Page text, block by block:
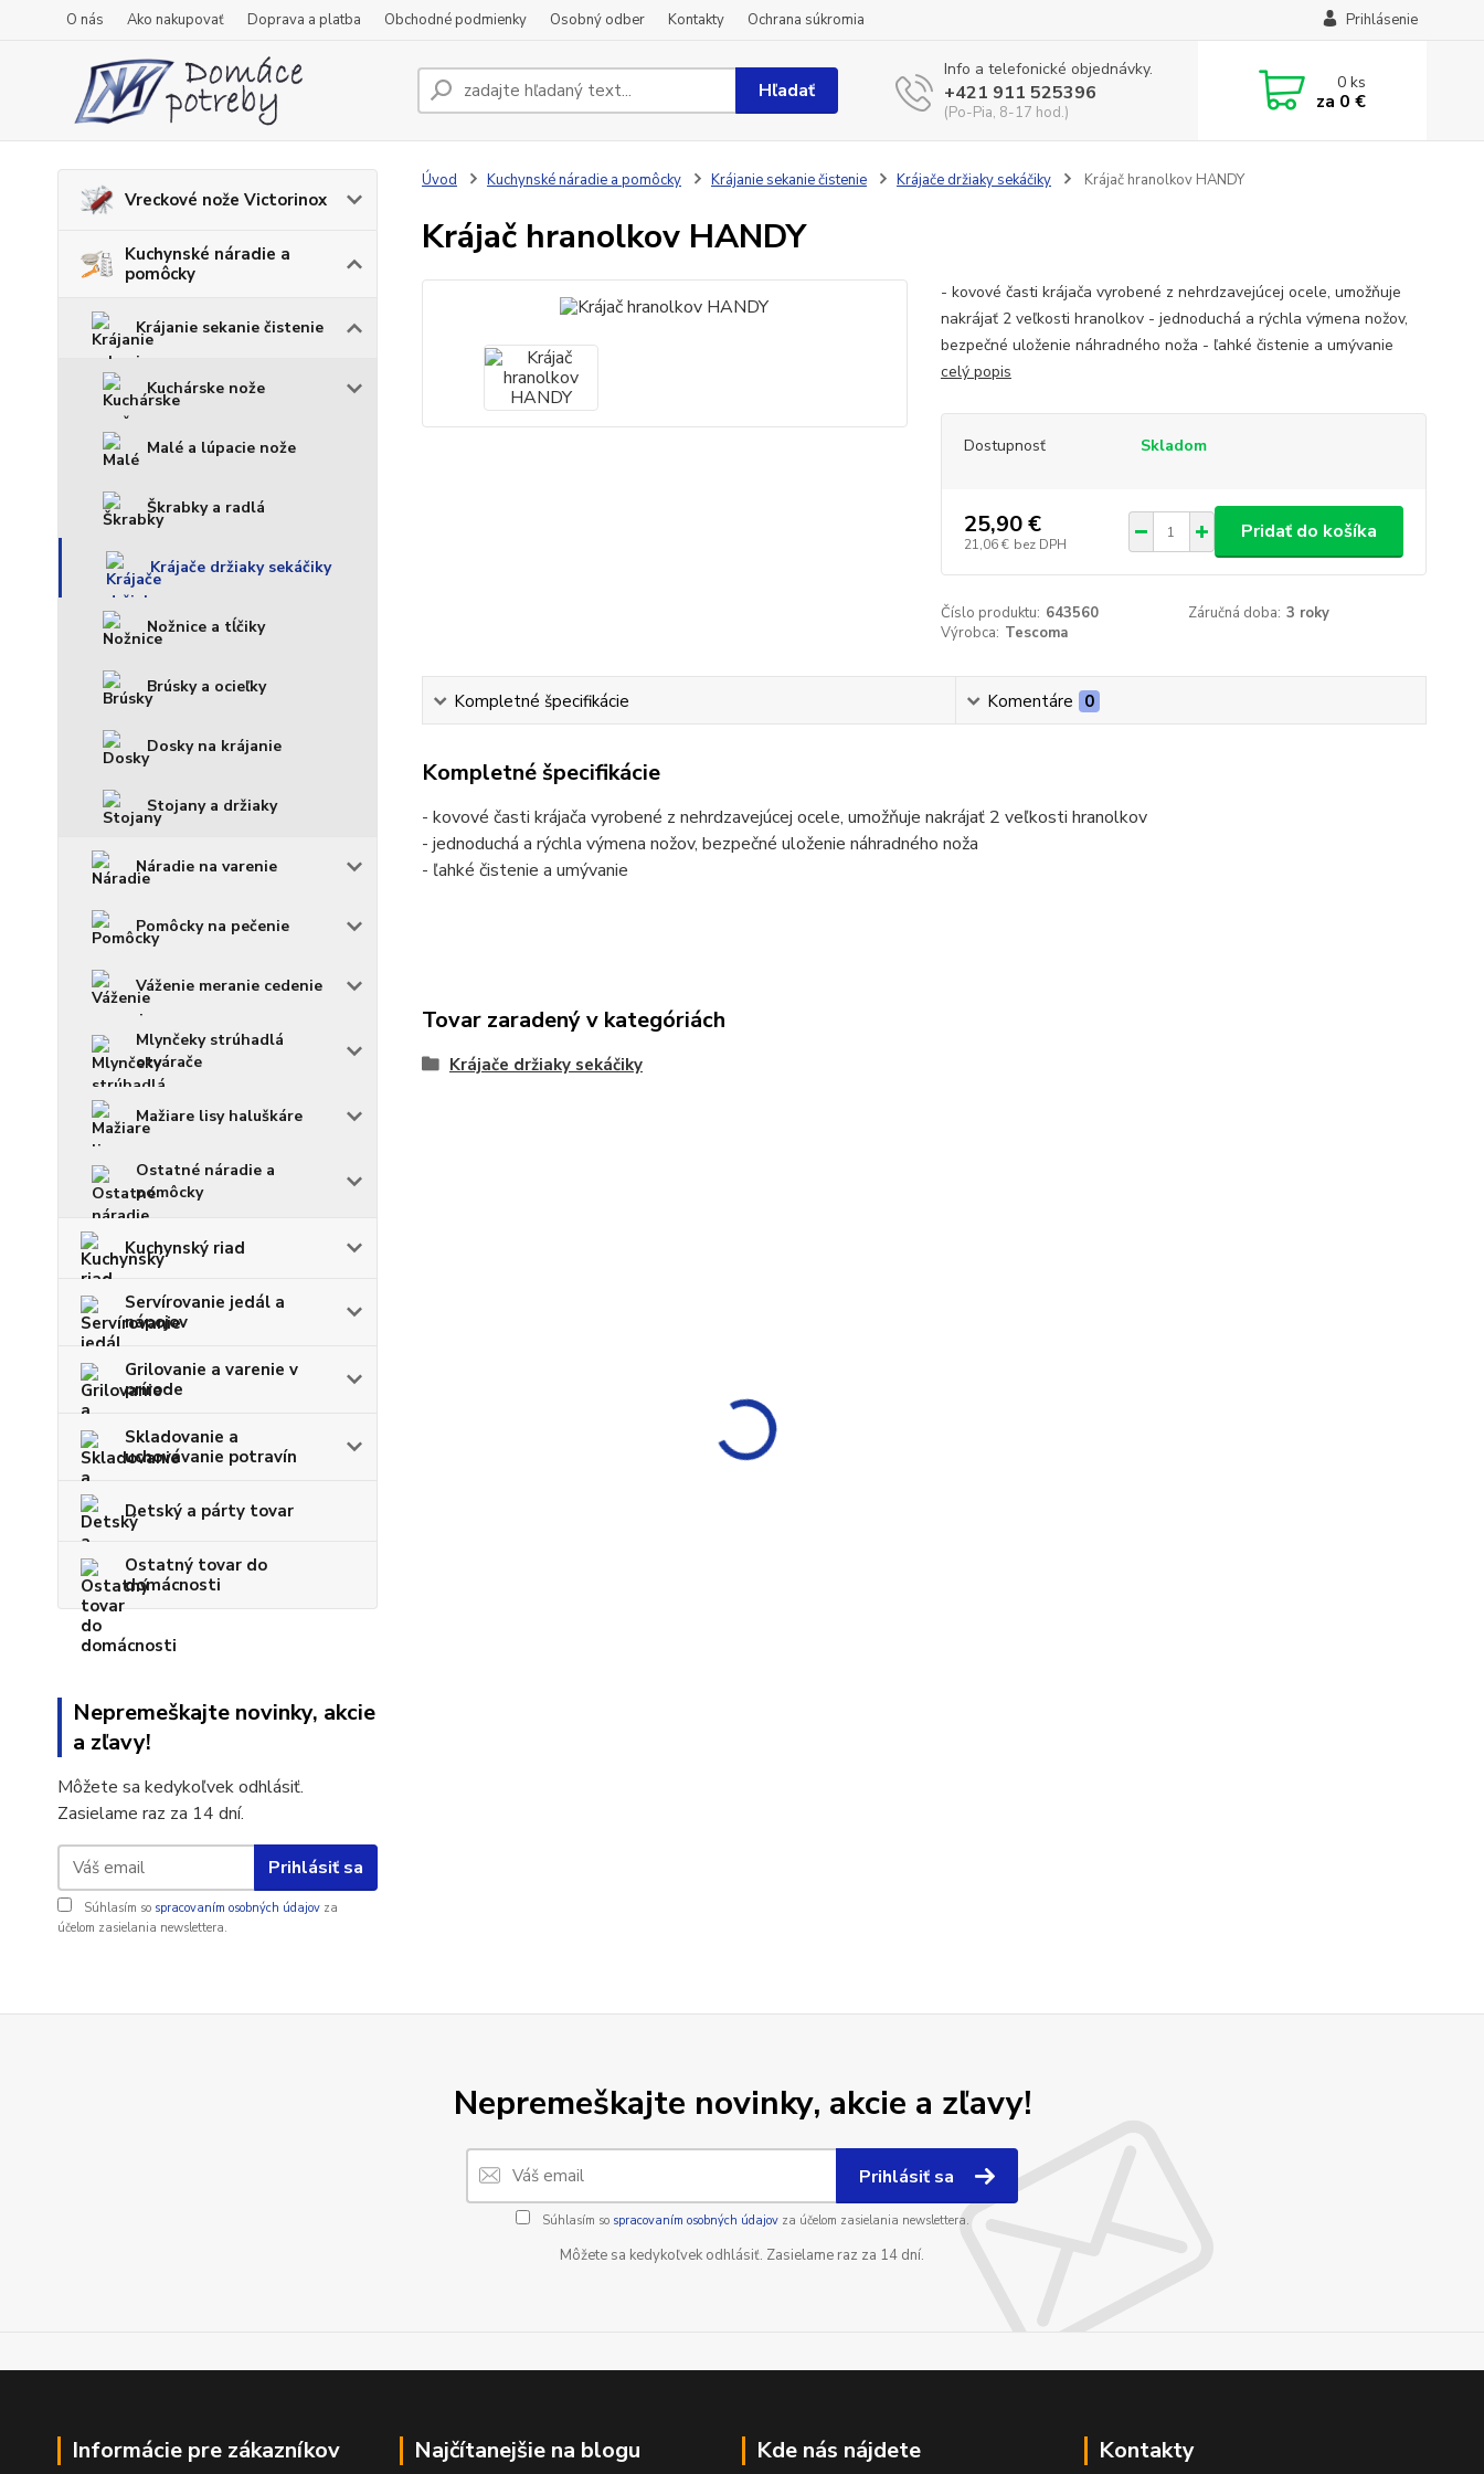
O nás Ako nakupovať Doprava a platba Obchodné podmienky Osobný odber Kontakty Ochrana súkromia Prihlásenie
Hľadať
Info a telefonické objednávky.
+421 911 525396
(Po-Pia, 8-17 hod.)
0ks
za 0 €
Vreckové nože Victorinox
Kuchynské náradie a
pomôcky
Krájanie sekanie čistenie
Kuchárske nože
Malé a lúpacie nože
Škrabky a radlá
Krájače držiaky sekáčiky
Nožnice a tĺčiky
Brúsky a ocieľky
Dosky na krájanie
Stojany a držiaky
Náradie na varenie
Pomôcky na pečenie
Váženie meranie cedenie
Mlynčeky strúhadlá
otvárače
Mažiare lisy haluškáre
Ostatné náradie a
pomôcky
Kuchynský riad
Servírovanie jedál a
nápojov
Grilovanie a varenie v
prírode
Skladovanie a
uchovávanie potravín
Detský a párty tovar
Ostatný tovar do
domácnosti
Nepremeškajte novinky, akcie
a zľavy!
Môžete sa kedykoľvek odhlásiť.
Zasielame raz za 14 dní.
Prihlásiť sa
Súhlasím so spracovaním osobných údajov za
účelom zasielania newslettera.
Úvod Kuchynské náradie a pomôcky Krájanie sekanie čistenie Krájače držiaky sekáčiky Krájač hranolkov HANDY
Krájač hranolkov HANDY
- kovové časti krájača vyrobené z nehrdzavejúcej ocele, umožňuje
nakrájať 2 veľkosti hranolkov - jednoduchá a rýchla výmena nožov,
bezpečné uloženie náhradného noža - ľahké čistenie a umývanie
celý popis
Dostupnosť Skladom
25,90 €
21,06 € bez DPH
Pridať do košíka
Číslo produktu: 643560 Záručná doba: 3 roky
Výrobca: Tescoma
Kompletné špecifikácie Komentáre 0
Kompletné špecifikácie
- kovové časti krájača vyrobené z nehrdzavejúcej ocele, umožňuje nakrájať 2 veľkosti hranolkov
- jednoduchá a rýchla výmena nožov, bezpečné uloženie náhradného noža
- ľahké čistenie a umývanie
Tovar zaradený v kategóriách
Krájače držiaky sekáčiky
Nepremeškajte novinky, akcie a zľavy!
Prihlásiť sa
Súhlasím so spracovaním osobných údajovza účelom zasielania newslettera.
Môžete sa kedykoľvek odhlásiť. Zasielame raz za 14 dní.
Informácie pre zákazníkov Najčítanejšie na blogu Kde nás nájdete Kontakty